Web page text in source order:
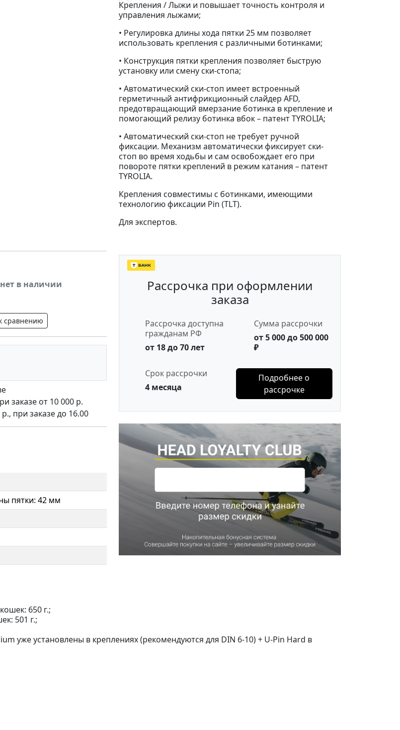
Крепления / Лыжи и повышает точность контроля и
управления лыжами;
• Регулировка длины хода пятки 25 мм позволяет
использовать крепления с различными ботинками;
• Конструкция пятки крепления позволяет быструю
установку или смену ски-стопа;
• Автоматический ски-стоп имеет встроенный
герметичный антифрикционный слайдер AFD,
предотвращающий вмерзание ботинка в крепление и
помогающий релизу ботинка вбок – патент TYROLIA;
• Автоматический ски-стоп не требует ручной
фиксации. Механизм автоматически фиксирует ски-
стоп во время ходьбы и сам освобождает его при
повороте пятки креплений в режим катания – патент
TYROLIA.
Крепления совместимы с ботинками, имеющими
технологию фиксации Pin (TLT).
Для экспертов.
нет в наличии
сравнению
заказе от 10 000 р.
при заказе до 16.00
пятки: 42 мм
Рассрочка при оформлении
заказа
Рассрочка доступна
гражданам РФ
от 18 до 70 лет
Сумма рассрочки
от 5 000 до 500 000
₽
Срок рассрочки
4 месяца
Подробнее о
рассрочке
650 г.;
501 г.;
уже установлены в креплениях (рекомендуются для DIN 6-10) + U-Pin Hard в